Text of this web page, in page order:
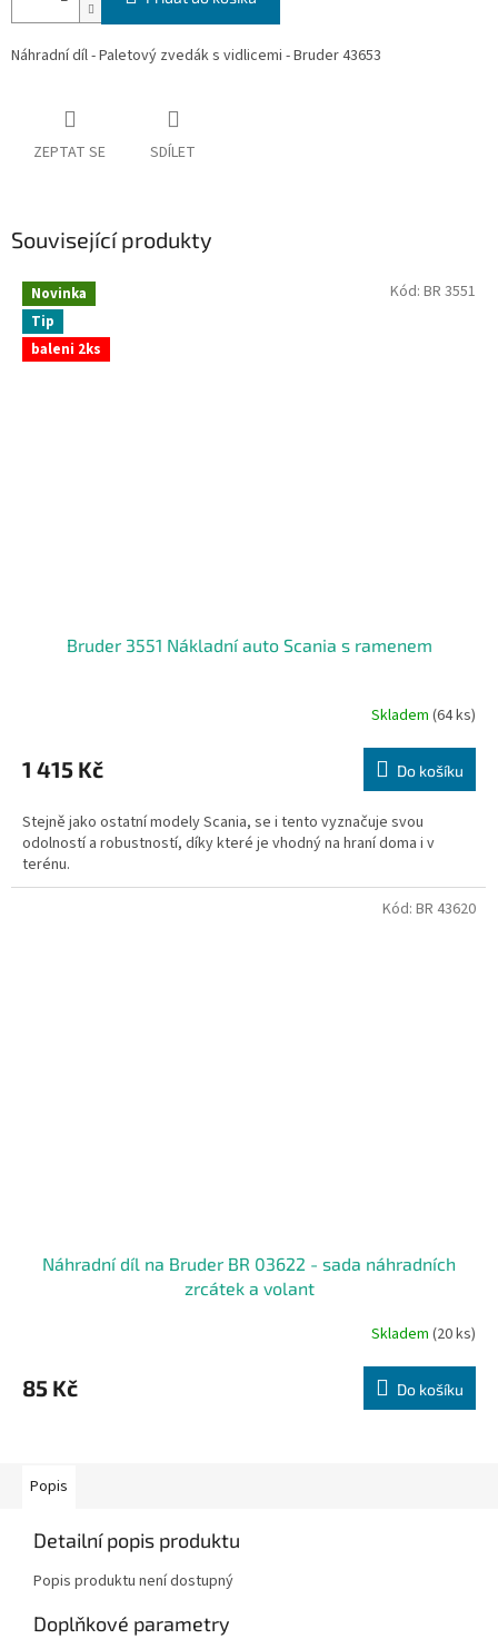
Náhradní díl - Paletový zvedák s vidlicemi - Bruder 43653
ZEPTAT SE SDÍLET
Související produkty
Novinka
Tip
baleni 2ks
Bruder 3551 Nákladní auto Scania s ramenem
Skladem (64 ks)
1 415 Kč Do košíku
Stejně jako ostatní modely Scania, se i tento vyznačuje svou
odolností a robustností, díky které je vhodný na hraní doma i v
terénu.
Kód: BR 3551
Náhradní díl na Bruder BR 03622 - sada náhradních
zrcátek a volant
Skladem (20 ks)
85 Kč Do košíku
Kód: BR 43620
Popis
Detailní popis produktu
Popis produktu není dostupný
Doplňkové parametry